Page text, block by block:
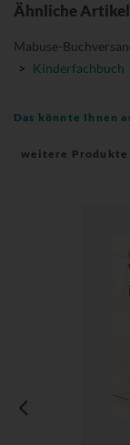
Ähnliche
Mabuse-
> Kinderfachbuch
Das könnte Ihnen
weitere Produkte